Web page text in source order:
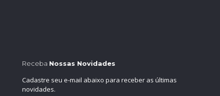
Receba Nossas Novidades
Cadastre seu e-mail abaixo para receber as últimas
novidades.